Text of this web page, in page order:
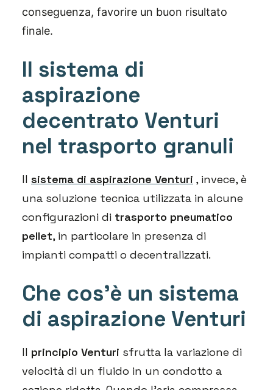
conseguenza, favorire un buon risultato
finale.
Il sistema di
aspirazione
decentrato Venturi
nel trasporto granuli
Il sistema di aspirazione Venturi , invece, è
una soluzione tecnica utilizzata in alcune
configurazioni di trasporto pneumatico
pellet, in particolare in presenza di
impianti compatti o decentralizzati.
Che cos’è un sistema
di aspirazione Venturi
Il principio Venturi sfrutta la variazione di
velocità di un fluido in un condotto a